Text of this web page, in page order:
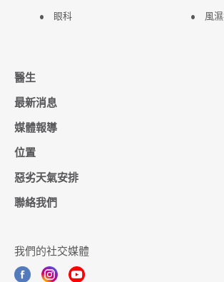
眼科 風
醫生
最新消息
媒體報導
位置
惡劣天氣安排
聯絡我們
我們的社交媒體